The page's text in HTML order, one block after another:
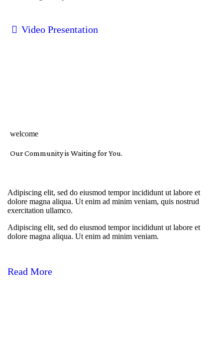
Video Presentation
welcome
Our Community is Waiting for You.
Adipiscing elit, sed do eiusmod tempor incididunt ut labore et
dolore magna aliqua. Ut enim ad minim veniam, quis nostrud
exercitation ullamco.
Adipiscing elit, sed do eiusmod tempor incididunt ut labore et
dolore magna aliqua. Ut enim ad minim veniam.
Read More